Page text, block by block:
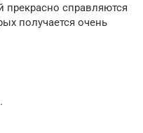
прекрасно справляются
получается очень